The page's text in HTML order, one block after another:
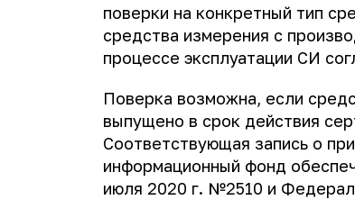
поверки на конкретный тип
средства измерения с
процессе эксплуатации СИ
Поверка возможна, если
выпущено в срок действия
Соответствующая запись о
информационный фонд
июля 2020 г. №2510 и